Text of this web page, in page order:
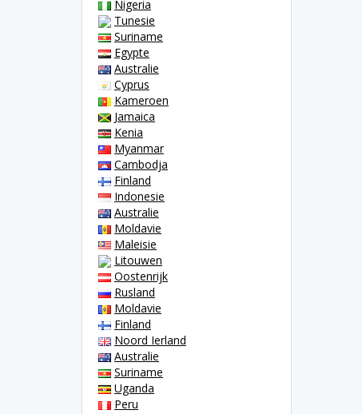
Nigeria
Tunesie
Suriname
Egypte
Australie
Cyprus
Kameroen
Jamaica
Kenia
Myanmar
Cambodja
Finland
Indonesie
Australie
Moldavie
Maleisie
Litouwen
Oostenrijk
Rusland
Moldavie
Finland
Noord Ierland
Australie
Suriname
Uganda
Peru